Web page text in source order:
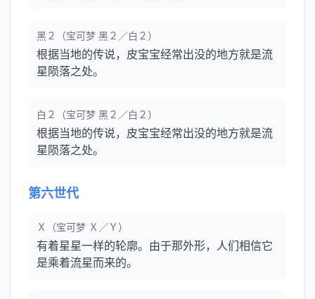
黑２（宝可梦 黑２／白２）
根据当地的传说，皮宝宝经常出没的地方就是流
星陨落之处。
白２（宝可梦 黑２／白２）
根据当地的传说，皮宝宝经常出没的地方就是流
星陨落之处。
第六世代
Ｘ（宝可梦 Ｘ／Ｙ）
有着星星一样的轮廓。由于那外形，人们相信它
是乘着流星而来的。